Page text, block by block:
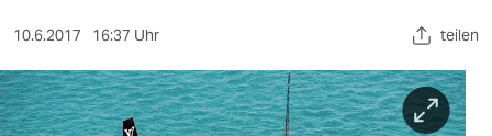
sport
10.6.2017 16:37 Uhr teilen